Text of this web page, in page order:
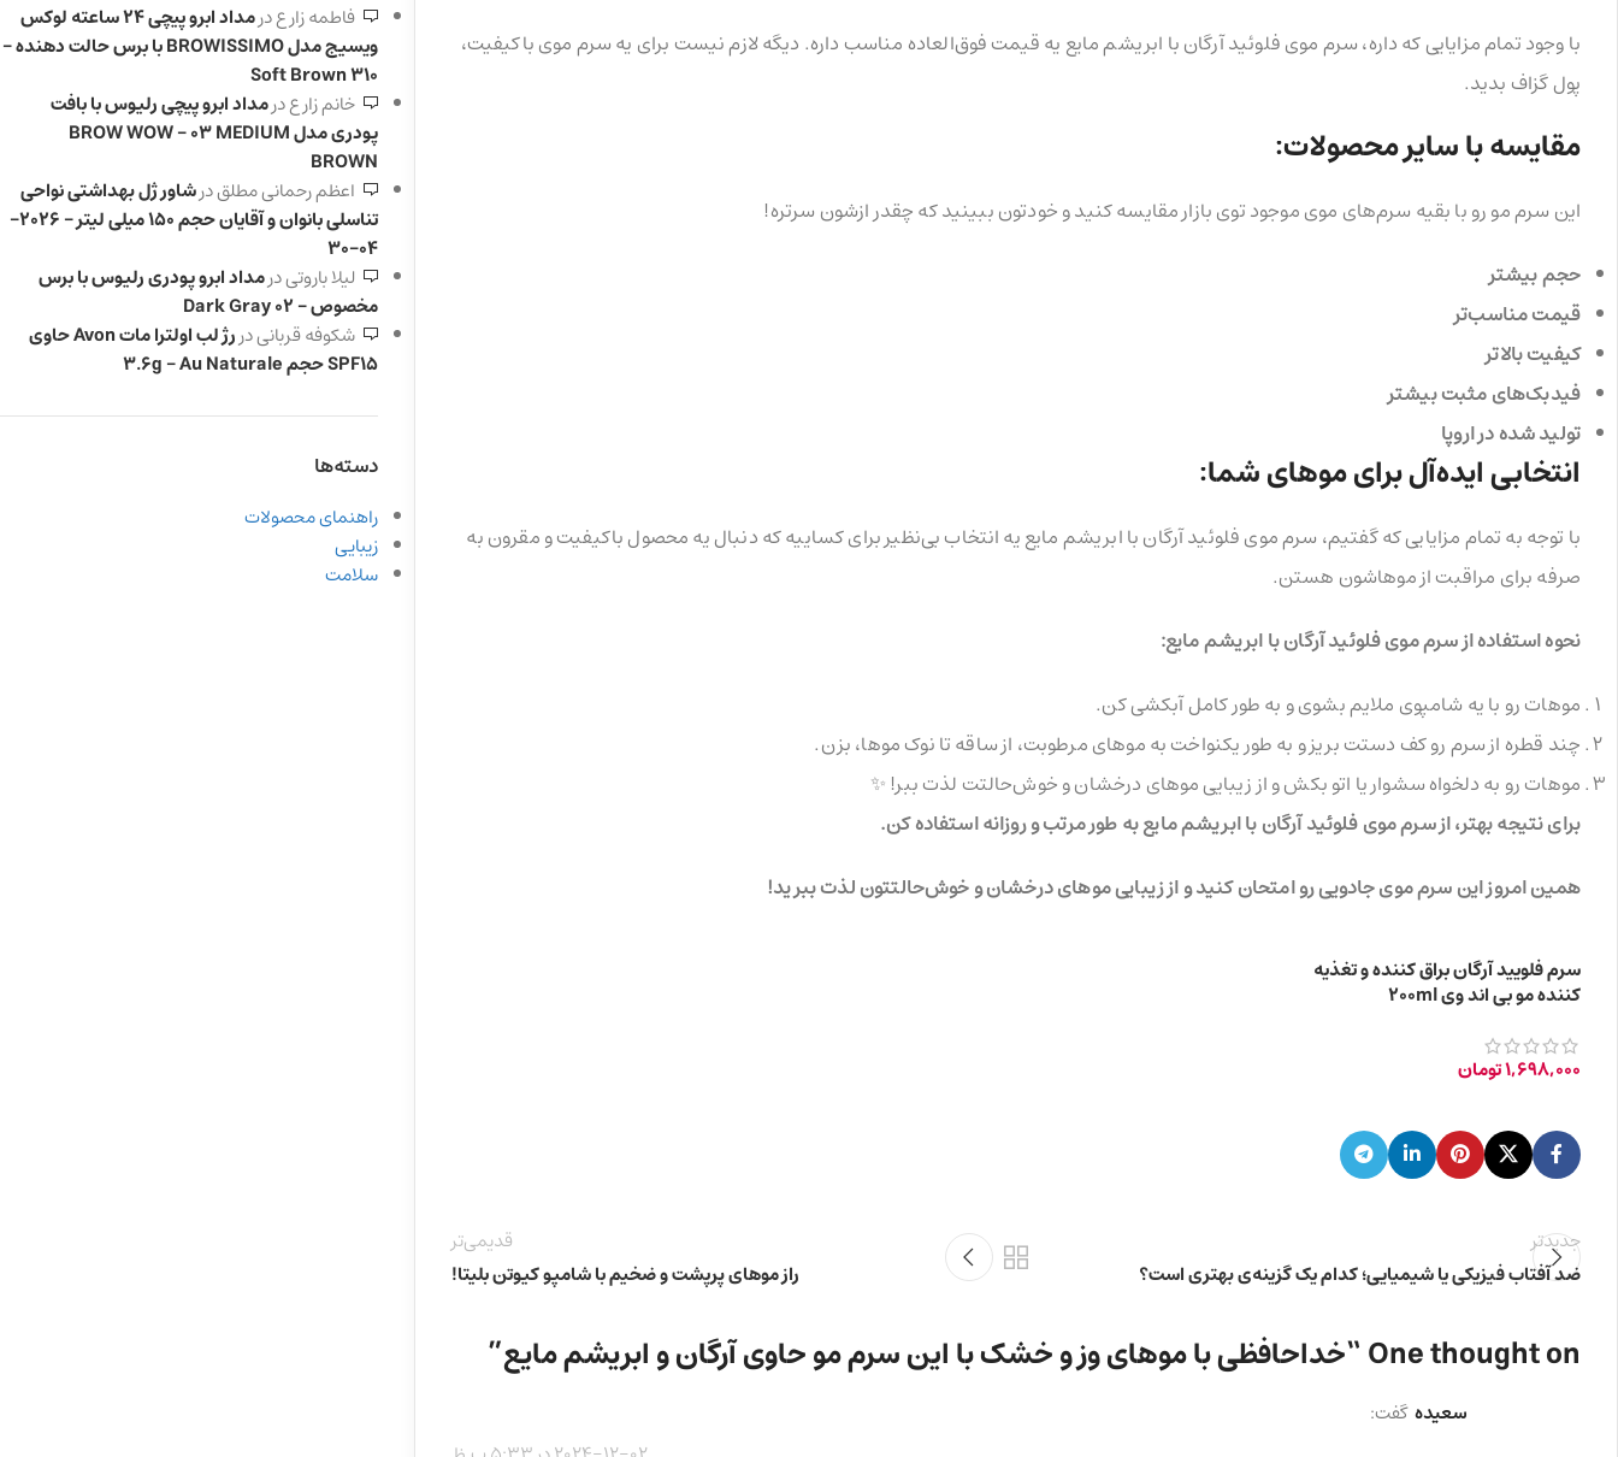
با وجود تمام مزایایی که داره، سرم موی فلوئید آرگان با ابریشم مایع یه قیمت فوق‌العاده مناسب داره. دیگه لازم نیست برای یه سرم موی باکیفیت،
پول گزاف بدید.
مقایسه با سایر محصولات:
این سرم مو رو با بقیه سرم‌های موی موجود توی بازار مقایسه کنید و خودتون ببینید که چقدر ازشون سرتره!
حجم بیشتر
قیمت مناسب‌تر
کیفیت بالاتر
فیدبک‌های مثبت بیشتر
تولید شده در اروپا
انتخابی ایده‌آل برای موهای شما:
با توجه به تمام مزایایی که گفتیم، سرم موی فلوئید آرگان با ابریشم مایع یه انتخاب بی‌نظیر برای کساییه که دنبال یه محصول باکیفیت و مقرون به
صرفه برای مراقبت از موهاشون هستن.
نحوه استفاده از سرم موی فلوئید آرگان با ابریشم مایع:
موهات رو با یه شامپوی ملایم بشوی و به طور کامل آبکشی کن.
چند قطره از سرم رو کف دستت بریز و به طور یکنواخت به موهای مرطوبت، از ساقه تا نوک موها، بزن.
موهات رو به دلخواه سشوار یا اتو بکش و از زیبایی موهای درخشان و خوش‌حالتت لذت ببر! ✨
برای نتیجه بهتر، از سرم موی فلوئید آرگان با ابریشم مایع به طور مرتب و روزانه استفاده کن.
همین امروز این سرم موی جادویی رو امتحان کنید و از زیبایی موهای درخشان و خوش‌حالتتون لذت ببرید!
سرم فلویید آرگان براق کننده و تغذیه
کننده مو بی اند وی 200ml
1,698,000تومان
جدیدتر
ضد آفتاب فیزیکی یا شیمیایی؛ کدام یک گزینه‌ی بهتری است؟
قدیمی‌تر
راز موهای پرپشت و ضخیم با شامپو کیوتن بلیتا!
One thought on “ خداحافظی با موهای وز و خشک با این سرم مو حاوی آرگان و ابریشم مایع”
سعیده گفت:
فاطمه زارعدر
مداد ابرو پیچی 24 ساعته لوکس
ویسیج مدل BROWISSIMO با برس حالت دهنده –
310 Soft Brown
خانم زارعدرمداد ابرو پیچی رلیوس با بافت
پودری مدل BROW WOW – 03 MEDIUM
BROWN
اعظم رحمانی مطلقدرشاور ژل بهداشتی نواحی
تناسلی بانوان و آقایان حجم 150 میلی لیتر – 2026-
04-30
لیلا باروتیدرمداد ابرو پودری رلیوس با برس
مخصوص – 02 Dark Gray
شکوفه قربانیدر
رژ لب اولترا مات Avon حاوی
SPF15 حجم 3.6g – Au Naturale
دسته‌ها
راهنمای محصولات
زیبایی
سلامت